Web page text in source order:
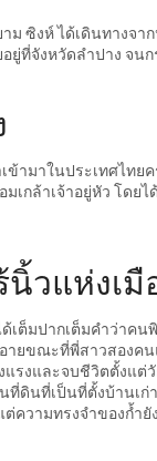
ม ซิงห์ ได้เดินทางจา
ยู่ที่จังหวัดลำปาง จน
ข้ามาในประเทศไทย
เกล้าเจ้าอยู่หัว โดย
นิ้วแห่งเมื
ด้เต็มปากเต็มคำว่าคน
อายขณะที่พี่สาวสองค
รงและจบชีวิตตั้งแต่วั
ที่ดินที่เป็นที่ตั้งบ้านเก่
ความทรงจำของก้ำยั